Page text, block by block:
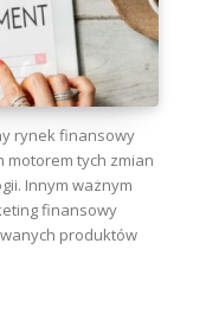
rynek finansowy
motorem tych zmian
Innym ważnym
finansowy
produktów